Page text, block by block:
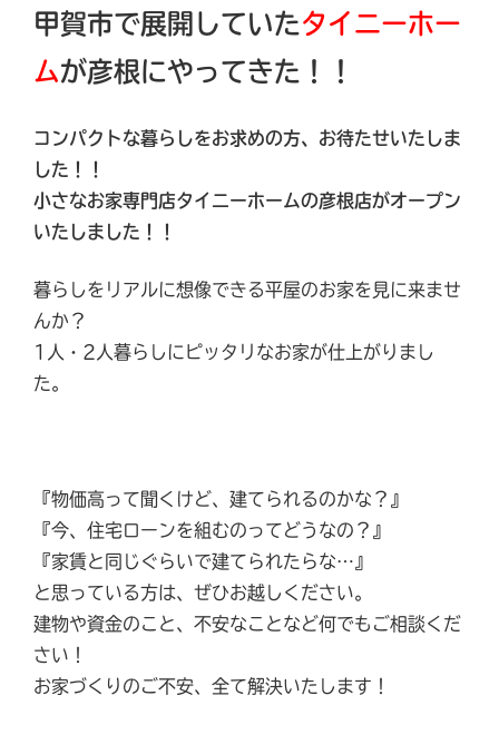
甲賀市で展開していたタイニーホー
ムが彦根にやってきた！！
コンパクトな暮らしをお求めの方、お待たせいたしま
した！！
小さなお家専門店タイニーホームの彦根店がオープン
いたしました ！！
暮らしをリアルに想像できる平屋のお家を見に来ませ
んか？
1人・2人暮らしにピッタリなお家が仕上がりまし
た。
『物価高って聞くけど、建てられるのかな？』
『今、住宅ローンを組むのってどうなの？』
『家賃と同じぐらいで建てられたらな…』
と思っている方は、ぜひお越しください。
建物や資金のこと、不安なことなど何でもご相談くだ
さい！
お家づくりのご不安、全て解決いたします！